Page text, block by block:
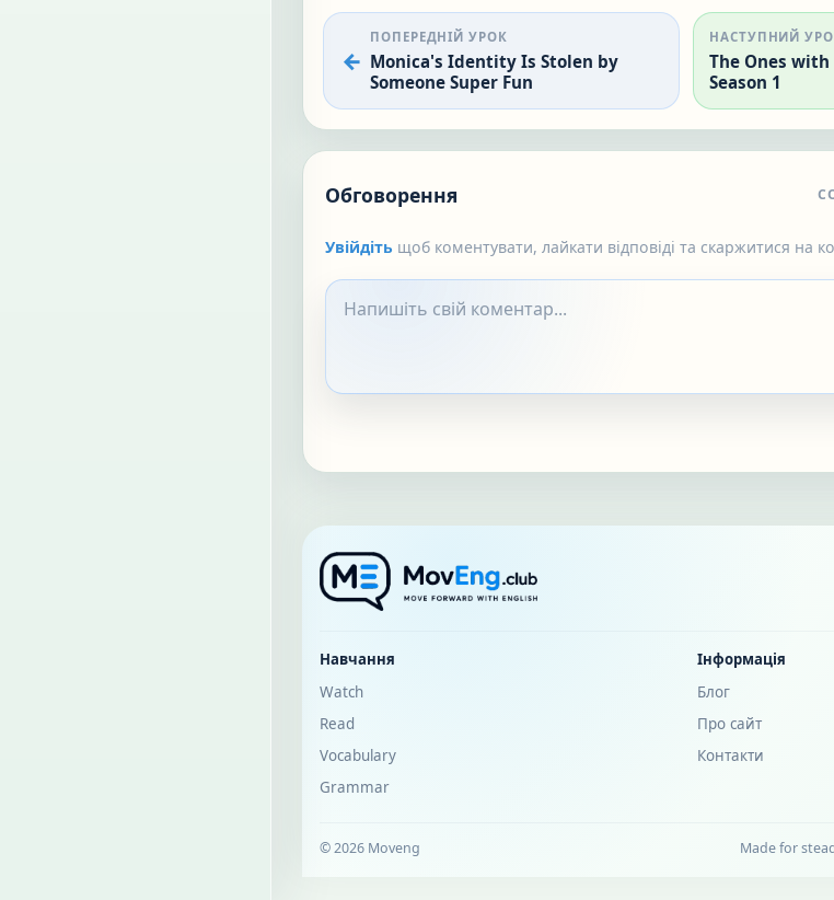
ПОПЕРЕДНІЙ УРОК
Monica's Identity Is Stolen by
Someone Super Fun
НАСТУПНИЙ
The Ones
Season 1
Обговорення
Увійдіть щоб коментувати, лайкати відповіді та скаржитися на
Навчання
Watch
Read
Vocabulary
Grammar
Інформація
Блог
Про сайт
Контакти
© 2026 Moveng Made for